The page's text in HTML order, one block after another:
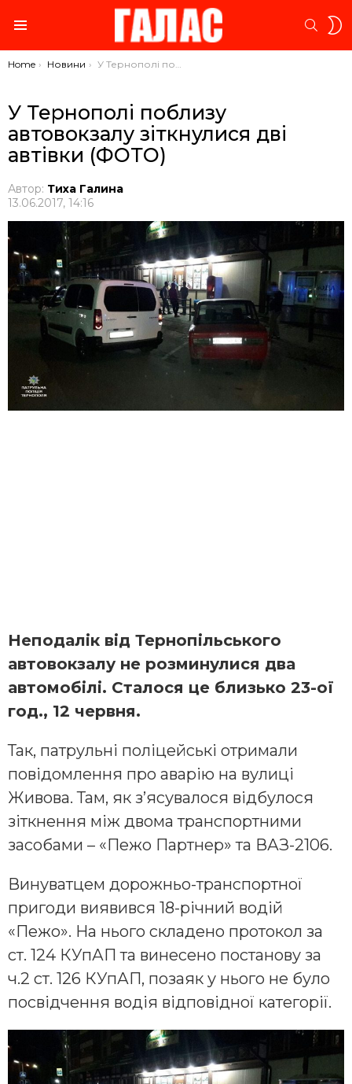
You are here:
Home Новини У Тернополі поблизу автовокзалу зіткнулися дві автівки (ФОТО)
У Тернополі поблизу
автовокзалу зіткнулися дві
автівки (ФОТО)
Автор: Тиха Галина
13.06.2017, 14:16
Неподалік від Тернопільського
автовокзалу не розминулися два
автомобілі. Сталося це близько 23-ої
год., 12 червня.
Так, патрульні поліцейські отримали
повідомлення про аварію на вулиці
Живова. Там, як з’ясувалося відбулося
зіткнення між двома транспортними
засобами – «Пежо Партнер» та ВАЗ-2106.
Винуватцем дорожньо-транспортної
пригоди виявився 18-річний водій
«Пежо». На нього складено протокол за
ст. 124 КУпАП та винесено постанову за
ч.2 ст. 126 КУпАП, позаяк у нього не було
посвідчення водія відповідної категорії.